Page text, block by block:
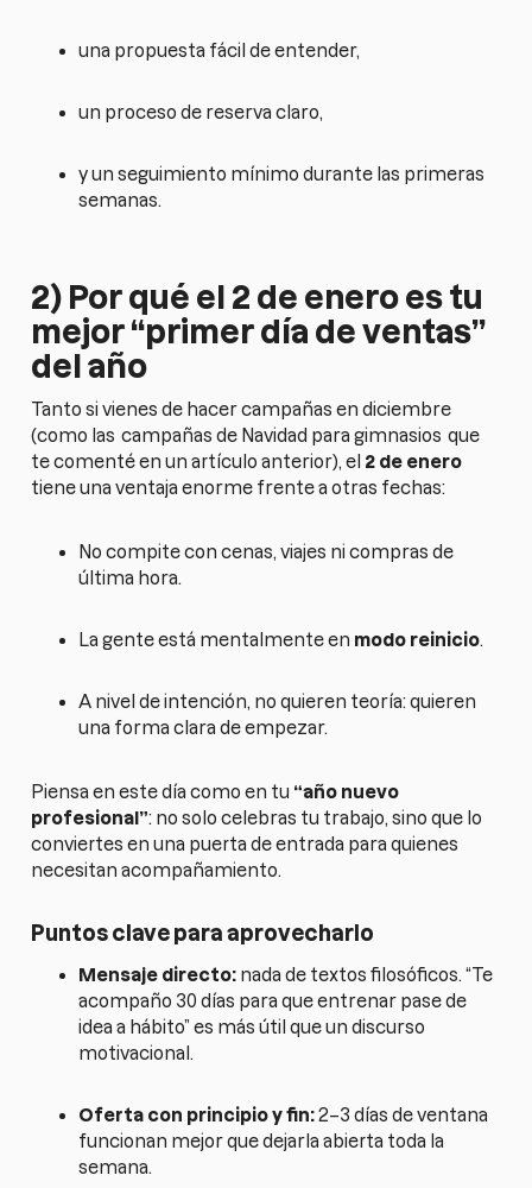
una propuesta fácil de entender,
un proceso de reserva claro,
y un seguimiento mínimo durante las primeras
semanas.
2) Por qué el 2 de enero es tu
mejor “primer día de ventas”
del año
Tanto si vienes de hacer campañas en diciembre
(como las campañas de Navidad para gimnasios que
te comenté en un artículo anterior), el 2 de enero
tiene una ventaja enorme frente a otras fechas:
No compite con cenas, viajes ni compras de
última hora.
La gente está mentalmente en modo reinicio.
A nivel de intención, no quieren teoría: quieren
una forma clara de empezar.
Piensa en este día como en tu “año nuevo
profesional”: no solo celebras tu trabajo, sino que lo
conviertes en una puerta de entrada para quienes
necesitan acompañamiento.
Puntos clave para aprovecharlo
Mensaje directo: nada de textos filosóficos. “Te
acompaño 30 días para que entrenar pase de
idea a hábito” es más útil que un discurso
motivacional.
Oferta con principio y fin:2–3 días de ventana
funcionan mejor que dejarla abierta toda la
semana.